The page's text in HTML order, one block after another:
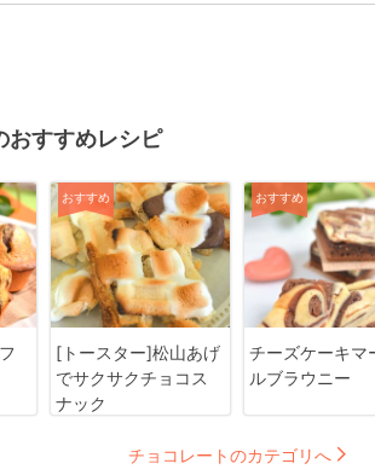
おすすめレシピ
おすすめ
[トースター]松山あげ
でサクサクチョコス
ナック
おすすめ
チーズケーキマ
ルブラウニー
チョコレートのカテゴリへ